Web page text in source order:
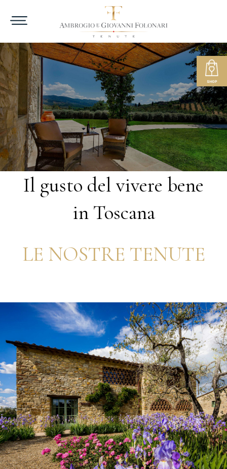
Il gusto del vivere bene
in Toscana
LE NOSTRE TENUTE